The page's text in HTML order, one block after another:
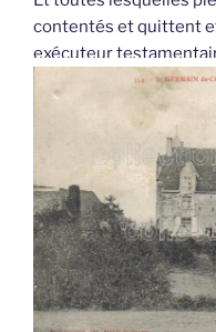
contentés et quittent
exécuteur